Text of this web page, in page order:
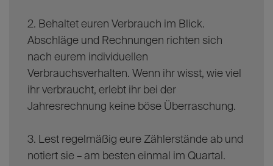
2. Behaltet euren Verbrauch im Blick.
Abschläge und Rechnungen richten sich
nach eurem individuellen
Verbrauchsverhalten. Wenn ihr wisst, wie viel
ihr verbraucht, erlebt ihr bei der
Jahresrechnung keine böse Überraschung.
3. Lest regelmäßig eure Zählerstände ab und
notiert sie – am besten einmal im Quartal.